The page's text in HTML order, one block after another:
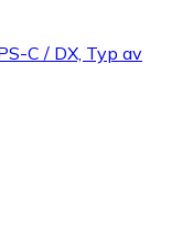
C / DX, Typ av